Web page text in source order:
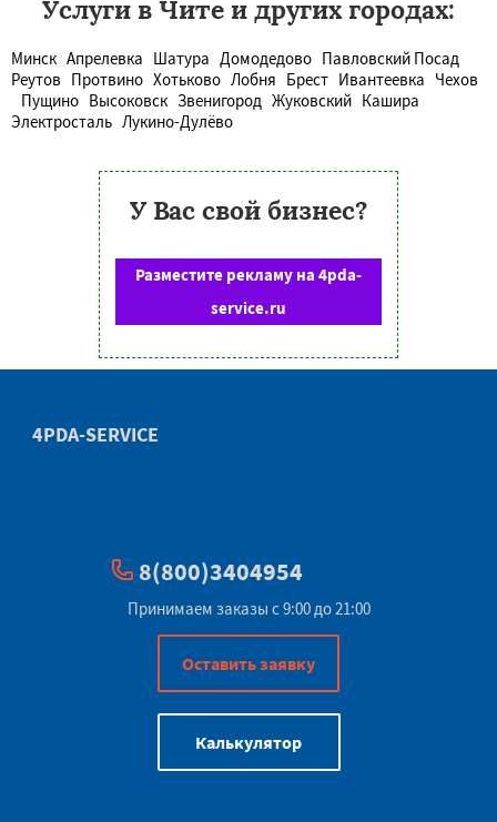
Услуги в Чите и других городах:
Минск Апрелевка Шатура Домодедово Павловский Посад
Реутов Протвино Хотьково Лобня Брест Ивантеевка Чехов
Пущино Высоковск Звенигород Жуковский Кашира
Электросталь Лукино-Дулёво
У Вас свой бизнес?
Разместите рекламу на 4pda-
service.ru
4PDA-SERVICE
8(800)3404954
Принимаем заказы с 9:00 до 21:00
Оставить заявку
Калькулятор